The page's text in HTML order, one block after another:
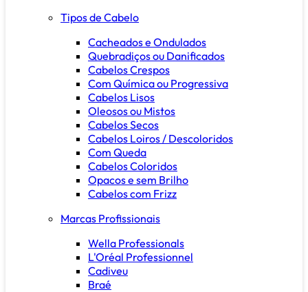
Tipos de Cabelo
Cacheados e Ondulados
Quebradiços ou Danificados
Cabelos Crespos
Com Química ou Progressiva
Cabelos Lisos
Oleosos ou Mistos
Cabelos Secos
Cabelos Loiros / Descoloridos
Com Queda
Cabelos Coloridos
Opacos e sem Brilho
Cabelos com Frizz
Marcas Profissionais
Wella Professionals
L'Oréal Professionnel
Cadiveu
Braé